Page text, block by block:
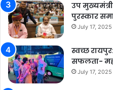
उप
पुरस्कार
July 17, 2025
स्वच्छ
सफलता-
July 17, 2025